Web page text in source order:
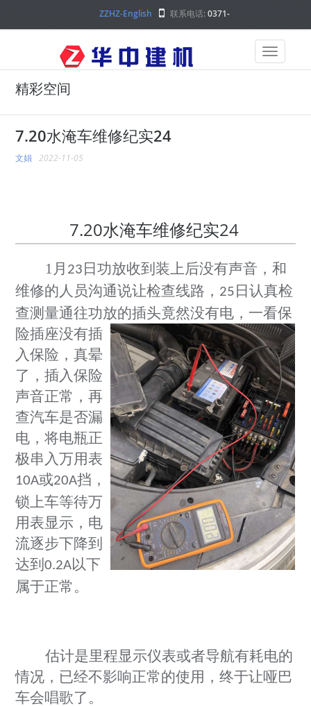
ZZHZ-English 联系电话:0371-
精彩空间
7.20水淹车维修纪实24
文娟 2022-11-05
7.20水淹车维修纪实24
1 月 23 日功放收到装上后没有声音，和
维修的人员沟通说让检查线路， 25 日认真检
查测量通往功放的插头竟然没有电，一看保
险插座没有插
入保险，真晕
了，插入保险
声音正常，再
查汽车是否漏
电，将电瓶正
极串入万用表
10A或20A挡，
锁上车等待万
用表显示，电
流逐步下降到
达到0.2A以下
属于正常。
估计是里程显示仪表或者导航有耗电的
情况，已经不影响正常的使用，终于让哑巴
车会唱歌了。